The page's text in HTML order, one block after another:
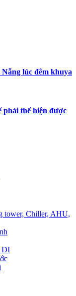
lúc đêm khuya
phải thể hiện được
tower, Chiller, AHU,
DI